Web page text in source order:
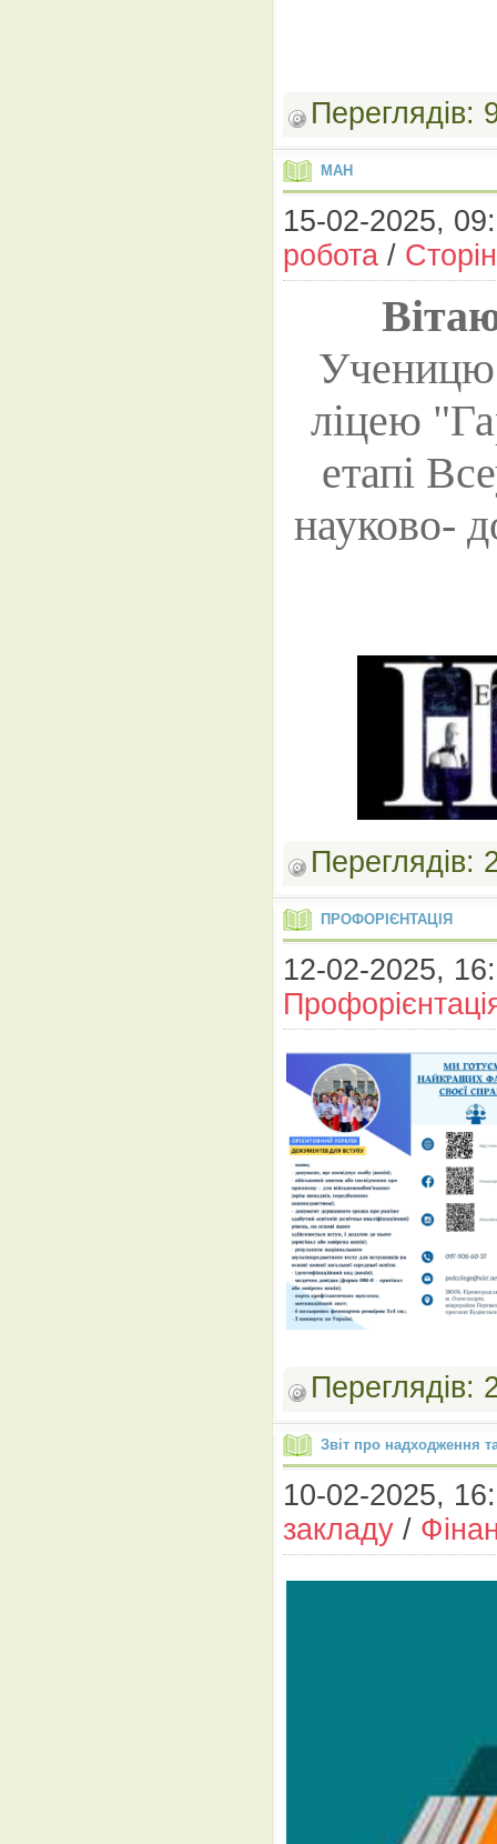
МАН
15-02-2025,
робота /
Ученицю
ліцею
етапі
науково-
ПРОФОРІЄНТАЦІЯ
12-02-2025,
Звіт про надходження
10-02-2025,
закладу /